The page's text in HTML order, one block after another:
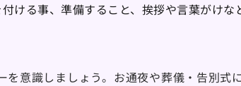
ける事、準備すること、挨拶や言葉がけな
意識しましょう。お通夜や葬儀・告別式